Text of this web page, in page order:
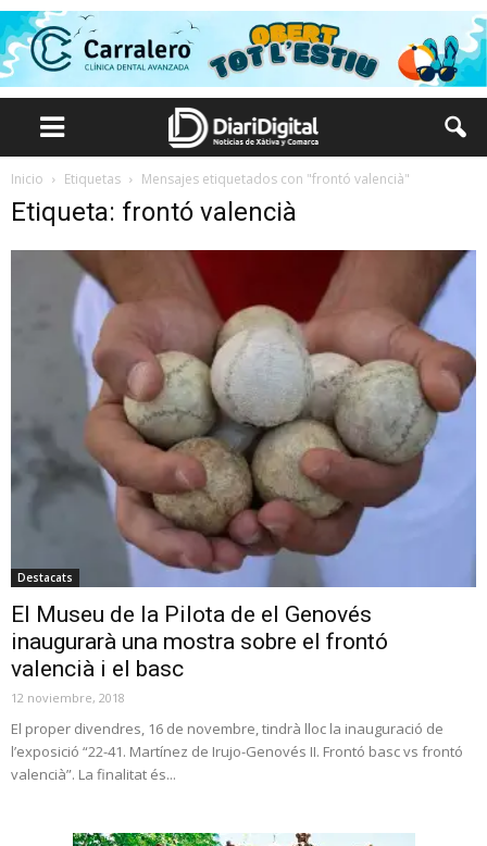
Inicio Etiquetas Mensajes etiquetados con "frontó valencià"
Etiqueta: frontó valencià
Destacats
El Museu de la Pilota de el Genovés
inaugurarà una mostra sobre el frontó
valencià i el basc
12 noviembre, 2018
El proper divendres, 16 de novembre, tindrà lloc la inauguració de
l’exposició “22-41. Martínez de Irujo-Genovés II. Frontó basc vs frontó
valencià”. La finalitat és...